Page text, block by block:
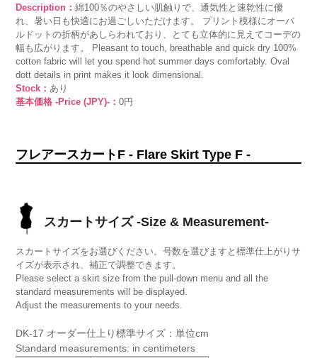
Description：綿100％のやさしい肌触りで、通気性と速乾性に優
れ、暑い日も快適にお過ごしいただけます。 プリント模様にオーバ
ルドットの折柄があしらわれており、とても立体的に見えてコーデの
幅も広がります。 Pleasant to touch, breathable and quick dry 100%
cotton fabric will let you spend hot summer days comfortably. Oval
dott details in print makes it look dimensional.
Stock：あり
基本価格 -Price (JPY)-：0円
フレアースカートF - Flare Skirt Type F -
スカートサイズ -Size & Measurement-
スカートサイズをお選びください。号数を選びますと標準仕上がりサ
イズが表示され、補正で調整できます。
Please select a skirt size from the pull-down menu and all the
standard measurements will be displayed.
Adjust the measurements to your needs.
DK-17 オーダー仕上り標準サイズ：単位cm
Standard measurements: in centimeters